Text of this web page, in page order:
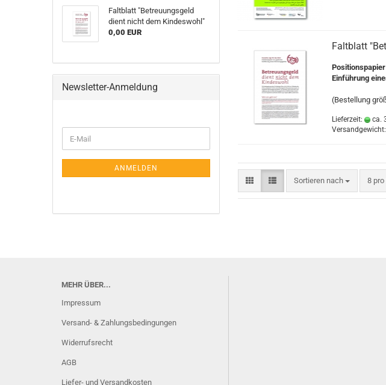
Faltblatt
Einführung
(Bestellung
Lieferzeit: ca.
Versandgewicht:
Sortieren nach
Sortieren nach 8 pro
pro
Faltblatt "Betreuungsgeld
dient nicht dem Kindeswohl"
0,00 EUR
Newsletter-Anmeldung
ZUR
E-
Mail
ANMELDEN
MEHR ÜBER...
Impressum
Versand- & Zahlungsbedingungen
Widerrufsrecht
AGB
Liefer- und Versandkosten